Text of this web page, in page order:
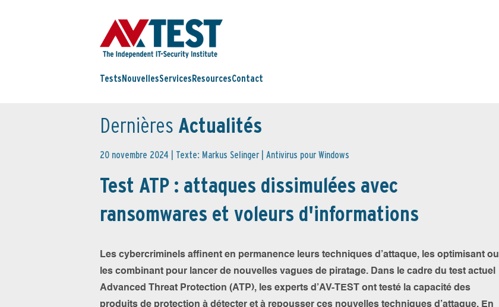
Tests NouvellesServices ResourcesContact
Dernières Actualités
20 novembre 2024 | Texte: Markus Selinger | Antivirus pour Windows
Test ATP : attaques dissimulées avec
ransomwares et voleurs d'informations
Les cybercriminels affinent en permanence leurs techniques d’attaque, les optimisant ou
les combinant pour lancer de nouvelles vagues de piratage. Dans le cadre du test actuel
Advanced Threat Protection (ATP), les experts d’AV-TEST ont testé la capacité des
produits de protection à détecter et à repousser ces nouvelles techniques d’attaque. En